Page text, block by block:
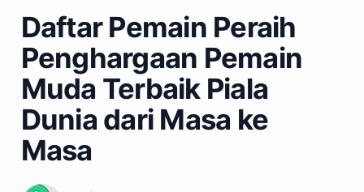
Daftar Pemain Peraih
Penghargaan Pemain
Muda Terbaik Piala
Dunia dari Masa ke
Masa